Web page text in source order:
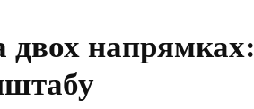
двох напрямках: